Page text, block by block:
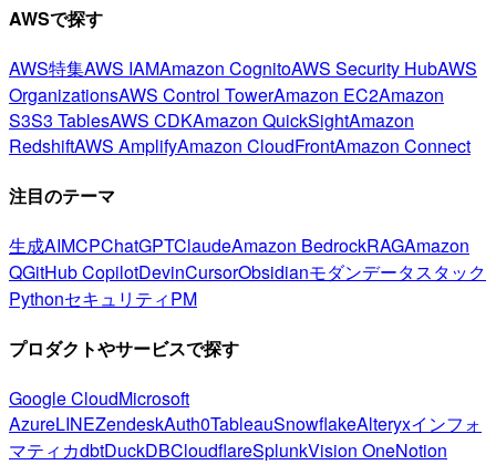
AWSで探す
AWS特集AWS IAMAmazon CognitoAWS Security HubAWS
OrganizationsAWS Control TowerAmazon EC2Amazon
S3S3 TablesAWS CDKAmazon QuickSightAmazon
RedshiftAWS AmplifyAmazon CloudFrontAmazon Connect
注目のテーマ
生成AIMCPChatGPTClaudeAmazon BedrockRAGAmazon
QGitHub CopilotDevinCursorObsidianモダンデータスタック
PythonセキュリティPM
プロダクトやサービスで探す
Google CloudMicrosoft
AzureLINEZendeskAuth0TableauSnowflakeAlteryxインフォ
マティカdbtDuckDBCloudflareSplunkVision OneNotion